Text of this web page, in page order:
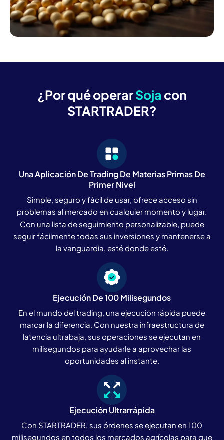
¿Por qué operarSoja con
STARTRADER?
Una Aplicación De Trading De Materias Primas De
Primer Nivel
Simple, seguro y fácil de usar, ofrece acceso sin
problemas al mercado en cualquier momento y lugar.
Con una lista de seguimiento personalizable, puede
seguir fácilmente todas sus inversiones y mantenerse a
la vanguardia, esté donde esté.
Ejecución De 100 Milisegundos
En el mundo del trading, una ejecución rápida puede
marcar la diferencia. Con nuestra infraestructura de
latencia ultrabaja, sus operaciones se ejecutan en
milisegundos para ayudarle a aprovechar las
oportunidades al instante.
Ejecución Ultrarrápida
Con STARTRADER, sus órdenes se ejecutan en 100
milisegundos en todos los mercados agrícolas para que